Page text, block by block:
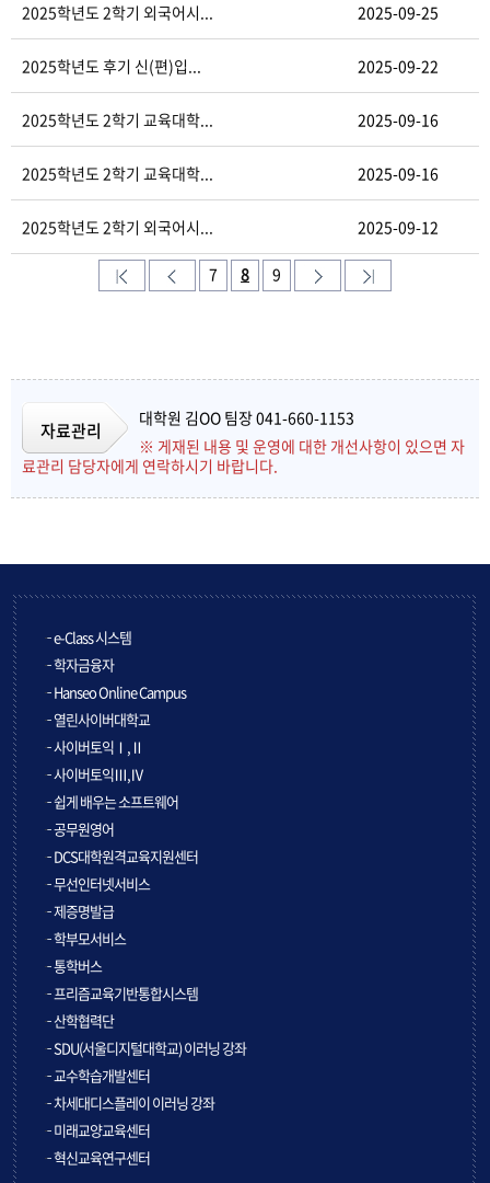
2025학년도 2학기 외국어시... 2025-09-25
2025학년도 후기 신(편)입... 2025-09-22
2025학년도 2학기 교육대학... 2025-09-16
2025학년도 2학기 교육대학... 2025-09-16
2025학년도 2학기 외국어시... 2025-09-12
7 8 9
자료관리
대학원 김OO 팀장 041-660-1153
※ 게재된 내용 및 운영에 대한 개선사항이 있으면 자
료관리 담당자에게 연락하시기 바랍니다.
e-Class 시스템
학자금융자
Hanseo Online Campus
열린사이버대학교
사이버토익Ⅰ,Ⅱ
사이버토익Ⅲ,Ⅳ
쉽게 배우는 소프트웨어
공무원영어
DCS대학원격교육지원센터
무선인터넷서비스
제증명발급
학부모서비스
통학버스
프리즘교육기반통합시스템
산학협력단
SDU(서울디지털대학교) 이러닝 강좌
교수학습개발센터
차세대디스플레이 이러닝 강좌
미래교양교육센터
혁신교육연구센터